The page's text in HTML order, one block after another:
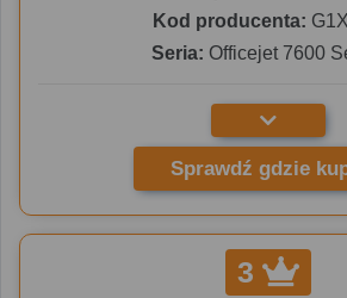
Kod producenta:
Seria: Officejet 7600
Sprawdź gdzie
3